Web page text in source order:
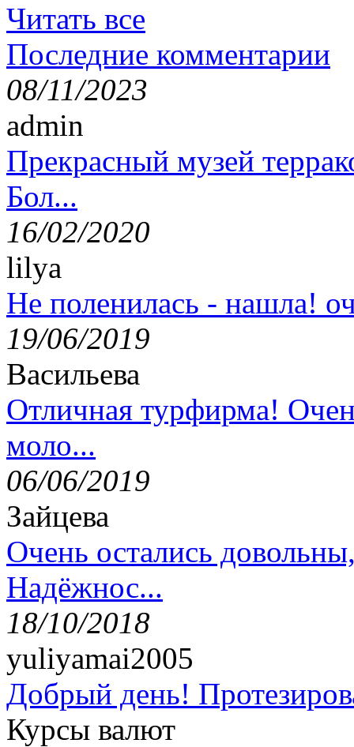
Читать все
Последние комментарии
08/11/2023
admin
Прекрасный музей
Бол...
16/02/2020
lilya
Не поленилась - нашла!
19/06/2019
Васильева
Отличная турфирма!
моло...
06/06/2019
Зайцева
Очень остались
Надёжнос...
18/10/2018
yuliyamai2005
Добрый день!
Курсы валют